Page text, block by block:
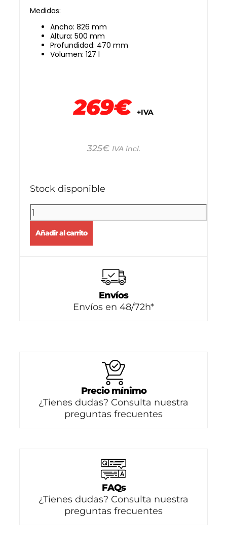
Medidas:
Ancho: 826 mm
Altura: 500 mm
Profundidad: 470 mm
Volumen: 127 l
269€ +IVA
325€ IVA incl.
Stock disponible
Añadir al carrito
Envíos
Envíos en 48/72h*
Precio mínimo
¿Tienes dudas? Consulta nuestra
preguntas frecuentes
FAQs
¿Tienes dudas? Consulta nuestra
preguntas frecuentes